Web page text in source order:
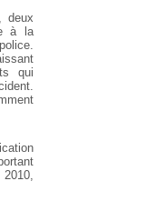
deux
à la
qui